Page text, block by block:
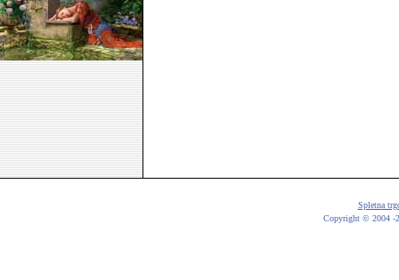
Spletna
Copyright © 2004 -